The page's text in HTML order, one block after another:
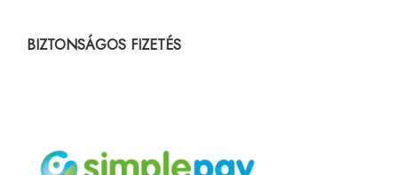
BIZTONSÁGOS FIZETÉS